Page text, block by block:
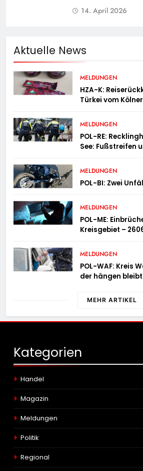
14. April 2026
Aktuelle News
MELDUNGEN
HZA-K:
Türkei vom
Potenzhonig
MELDUNGEN
POL-RE:
See: Fußstreifen
MELDUNGEN
POL-BI: Zwei
MELDUNGEN
POL-ME:
Kreisgebiet –
MELDUNGEN
POL-WAF: Kreis
der hängen
wieder einholt
MEHR ARTIKEL
Kategorien
Handel
Magazin
Meldungen
Politik
Regional